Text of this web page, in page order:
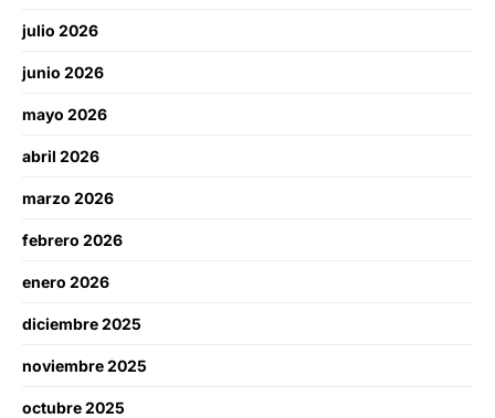
julio 2026
junio 2026
mayo 2026
abril 2026
marzo 2026
febrero 2026
enero 2026
diciembre 2025
noviembre 2025
octubre 2025